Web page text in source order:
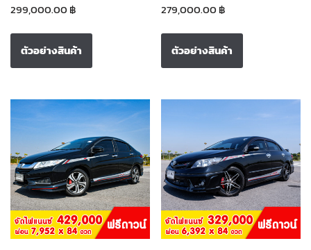
299,000.00 ฿
ตัวอย่างสินค้า
279,000.00 ฿
ตัวอย่างสินค้า